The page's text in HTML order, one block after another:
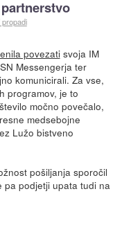
povezatisvoja IM
Messengerja ter
komunicirali. Za vse,
programov, je to
močno povečalo,
medsebojne
Lužo bistveno
pošiljanja sporočil
pa podjetji upata tudi na